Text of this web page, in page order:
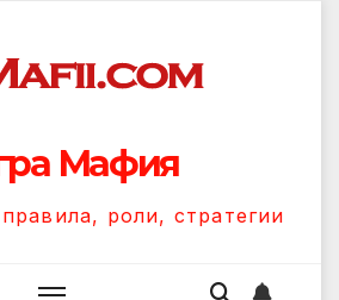
Мафия
роли, стратегии